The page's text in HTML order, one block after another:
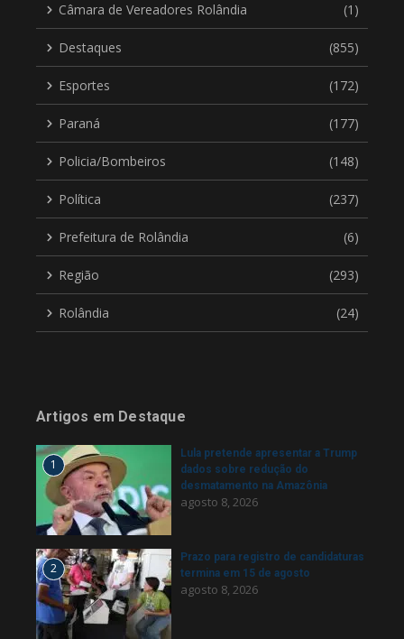
Câmara de Vereadores Rolândia (1)
Destaques (855)
Esportes (172)
Paraná (177)
Policia/Bombeiros (148)
Política (237)
Prefeitura de Rolândia (6)
Região (293)
Rolândia (24)
Artigos em Destaque
1
Lula pretende apresentar a Trump
dados sobre redução do
desmatamento na Amazônia
agosto 8, 2026
2
Prazo para registro de candidaturas
termina em 15 de agosto
agosto 8, 2026